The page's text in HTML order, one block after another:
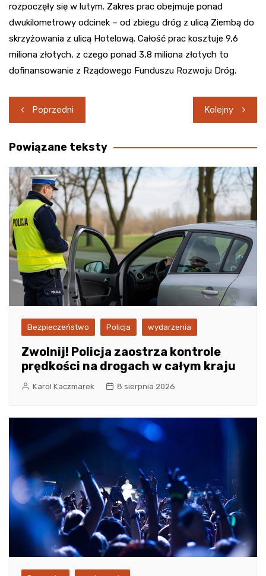
rozpoczęły się w lutym. Zakres prac obejmuje ponad
dwukilometrowy odcinek – od zbiegu dróg z ulicą Ziembą do
skrzyżowania z ulicą Hotelową. Całość prac kosztuje 9,6
miliona złotych, z czego ponad 3,8 miliona złotych to
dofinansowanie z Rządowego Funduszu Rozwoju Dróg.
Nawigacja
wpisu
Poprzedni Kolejny
Powiązane teksty
Bezpieczeństwo Policja wydarzenia
Zwolnij! Policja zaostrza kontrole
prędkości na drogach w całym kraju
Karol Kaczmarek 8 sierpnia 2026